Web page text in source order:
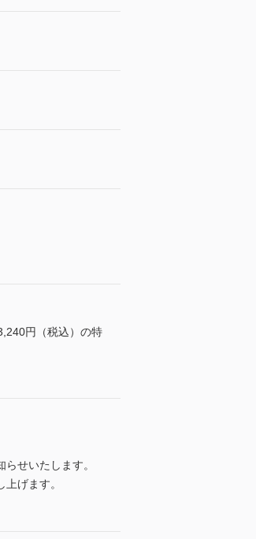
円（税込）の特
せいたします。
げます。